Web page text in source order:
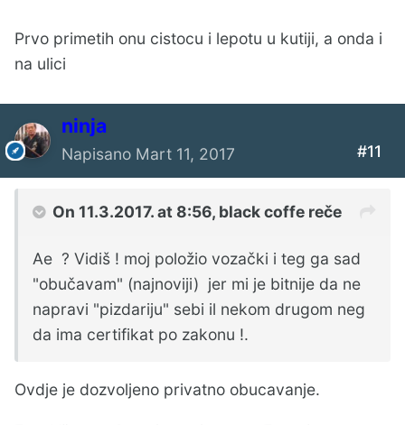
Prvo primetih onu cistocu i lepotu u kutiji, a onda i
na ulici
ninja
Napisano Mart 11, 2017 #11
On 11.3.2017. at 8:56, black coffe reče
Ae ? Vidiš ! moj položio vozački i teg ga sad
"obučavam" (najnoviji) jer mi je bitnije da ne
napravi "pizdariju" sebi il nekom drugom neg
da ima certifikat po zakonu !.
Ovdje je dozvoljeno privatno obucavanje.